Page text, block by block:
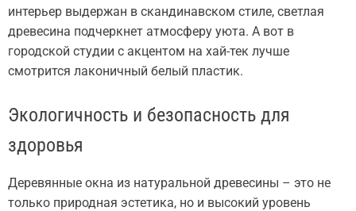
интерьер выдержан в скандинавском стиле, светлая
древесина подчеркнет атмосферу уюта. А вот в
городской студии с акцентом на хай-тек лучше
смотрится лаконичный белый пластик.
Экологичность и безопасность для
здоровья
Деревянные окна из натуральной древесины – это не
только природная эстетика, но и высокий уровень